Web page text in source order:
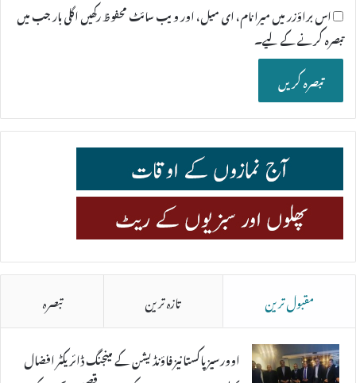
اس براؤزر میں میرا نام، ای میل، اور ویب سائٹ محفوظ رکھیں اگلی بار جب میں
تبصرہ کرنے کےلیے۔
مقبول ترین تازہ ترین تبصرہ
اوورسیز پاکستانیز فاؤنڈیشن کے مینجنگ ڈائریکٹر افضال